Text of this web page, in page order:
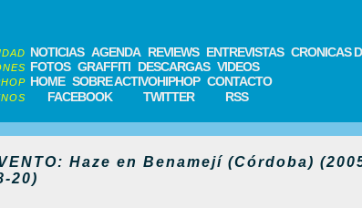
NOTICIAS AGENDA REVIEWS ENTREVISTAS CRONICAS
FOTOS GRAFFITI DESCARGAS VIDEOS
HOME SOBRE ACTIVOHIPHOP CONTACTO
FACEBOOK TWITTER RSS
Haze en Benamejí (Córdoba)
20)